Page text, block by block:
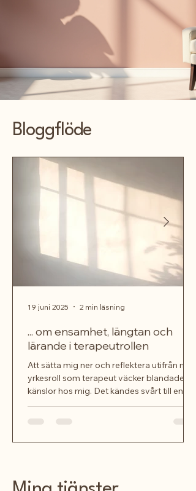
Bloggflöde
... om ensamhet, längtan och
lärande i terapeutrollen
Att sätta mig ner och reflektera utifrån min
yrkesroll som terapeut väcker blandade
känslor hos mig. Det kändes svårt till en
början –...
19 juni 2025 2 min läsning